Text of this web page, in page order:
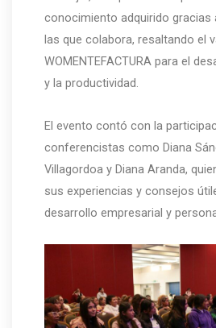
conocimiento adquirido gracias
las que colabora, resaltando el
WOMENTEFACTURA para el
y la productividad.
El evento contó con la
conferencistas como Diana
Villagordoa y Diana Aranda,
sus experiencias y consejos
desarrollo empresarial y